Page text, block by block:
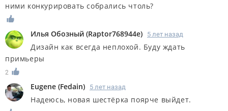
ними конкурировать собрались чтоль?
Илья Обозный (Raptor768944e) 5 лет назад
Дизайн как всегда неплохой. Буду ждать
примьеры
2
Eugene (Fedain) 5 лет назад
Надеюсь, новая шестёрка поярче выйдет.